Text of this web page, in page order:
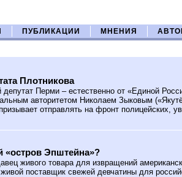
ПУБЛИКАЦИИ МНЕНИЯ
Плотникова
Перми – естественно от «Единой
авторитетом Николаем Зыковым
отправлять на фронт полицейских,
«остров Эпштейна»?
живого товара для извращений
поставщик свежей девчатины для